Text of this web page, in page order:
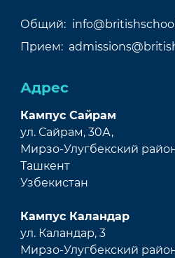
Общий:
Прием:
Адрес
Кампус Сайрам
ул. Сайрам, 30А,
Мирзо-Улугбекский
Ташкент
Узбекистан
Кампус Каландар
ул. Каландар, 3
Мирзо-Улугбекский